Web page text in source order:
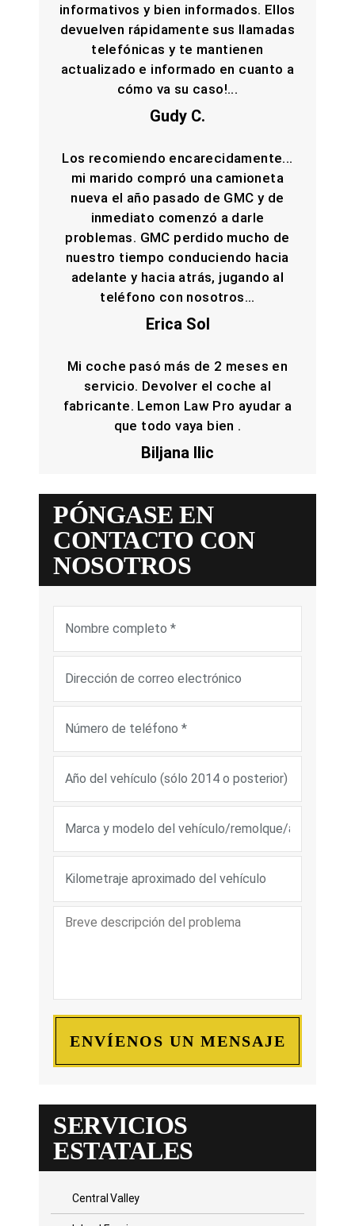
PÓNGASE EN
CONTACTO CON
NOSOTROS
informativos y bien informados. Ellos
devuelven rápidamente sus llamadas
telefónicas y te mantienen
actualizado e informado en cuanto a
cómo va su caso!...
Gudy C.
Los recomiendo encarecidamente...
mi marido compró una camioneta
nueva el año pasado de GMC y de
inmediato comenzó a darle
problemas. GMC perdido mucho de
nuestro tiempo conduciendo hacia
adelante y hacia atrás, jugando al
teléfono con nosotros...
Erica Sol
Mi coche pasó más de 2 meses en
servicio. Devolver el coche al
fabricante. Lemon Law Pro ayudar a
que todo vaya bien .
Biljana Ilic
SERVICIOS
ESTATALES
Central Valley